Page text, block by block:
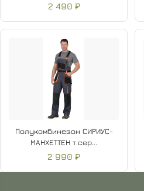
2 490 ₽
Полукомбинезон СИРИУС-
МАНХЕТТЕН т.сер...
2 990 ₽